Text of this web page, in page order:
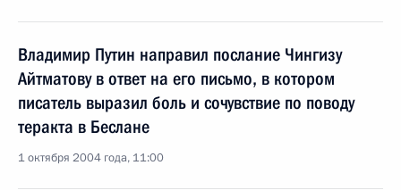
Владимир Путин направил послание Чингизу
Айтматову в ответ на его письмо, в котором
писатель выразил боль и сочувствие по поводу
теракта в Беслане
1 октября 2004 года, 11:00